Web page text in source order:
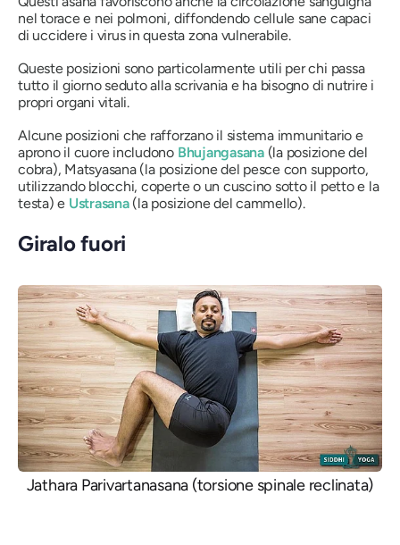
nel torace e nei polmoni, diffondendo cellule sane capaci
di uccidere i virus in questa zona vulnerabile.
Queste posizioni sono particolarmente utili per chi passa
tutto il giorno seduto alla scrivania e ha bisogno di nutrire i
propri organi vitali.
Alcune posizioni che rafforzano il sistema immunitario e
aprono il cuore includono Bhujangasana(la posizione del
cobra), Matsyasana(la posizione del pesce con supporto,
utilizzando blocchi, coperte o un cuscino sotto il petto e la
testa) e Ustrasana(la posizione del cammello).
Giralo fuori
Jathara Parivartanasana (torsione spinale reclinata)